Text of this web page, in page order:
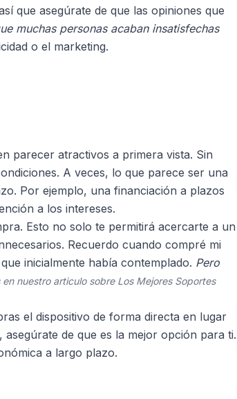
que asegúrate de que las opiniones que
muchas personas acaban insatisfechas
o el marketing.
parecer atractivos a primera vista. Sin
A veces, lo que parece ser una
Por ejemplo, una financiación a plazos
a los intereses.
Esto no solo te permitirá acercarte a un
Recuerdo cuando compré mi
inicialmente había contemplado. Pero
en nuestro articulo sobre Los Mejores Soportes
el dispositivo de forma directa en lugar
de que es la mejor opción para ti.
a largo plazo.